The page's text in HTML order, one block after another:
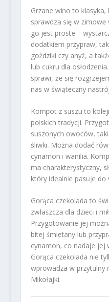
Grzane wino to
sprawdza się w
go jest proste –
dodatkiem przypraw,
goździki czy anyż, a
lub cukru dla
sprawi, że się
nas w świąteczny
Kompot z suszu to
polskich tradycji.
suszonych owoców,
śliwki. Można dodać
cynamon i wanilia.
ma charakterystyczny,
który idealnie pasuje do
Gorąca czekolada to
zwłaszcza dla dzieci i
Przygotowanie jej
bitej śmietany lub
cynamon, co nadaje jej
Gorąca czekolada nie
wprowadza w przytulny
Mikołajki.